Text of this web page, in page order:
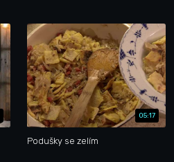
05:17
Podušky se zelím